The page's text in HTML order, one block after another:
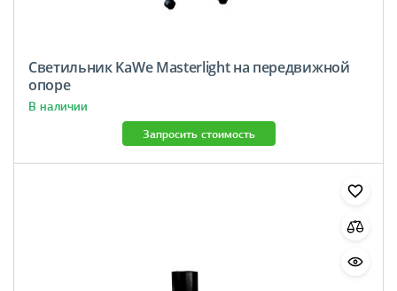
Светильник KaWe Masterlight на передвижной
опоре
В наличии
Запросить стоимость